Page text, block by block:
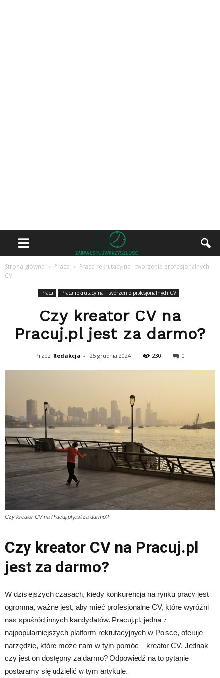
Strona główna Praca
Praca rekrutacyjna i tworzenie profesjonalnych
CV
Praca Praca rekrutacyjna i tworzenie profesjonalnych CV
Czy kreator CV na
Pracuj.pl jest za darmo?
Przez Redakcja - 25 grudnia 2024 230 0
Czy kreator CV na Pracuj.pl jest za darmo?
Czy kreator CV na Pracuj.pl
jest za darmo?
W dzisiejszych czasach, kiedy konkurencja na rynku pracy jest
ogromna, ważne jest, aby mieć profesjonalne CV, które wyróżni
nas spośród innych kandydatów. Pracuj.pl, jedna z
najpopularniejszych platform rekrutacyjnych w Polsce, oferuje
narzędzie, które może nam w tym pomóc – kreator CV. Jednak
czy jest on dostępny za darmo? Odpowiedź na to pytanie
postaramy się udzielić w tym artykule.